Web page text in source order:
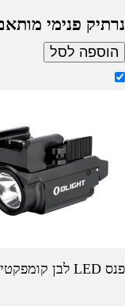
נרתיק פנימי
הוספה לסל
פנס LED לבן קומפקטי לאקדח בעל סוללה הנטענת מגנטית (…